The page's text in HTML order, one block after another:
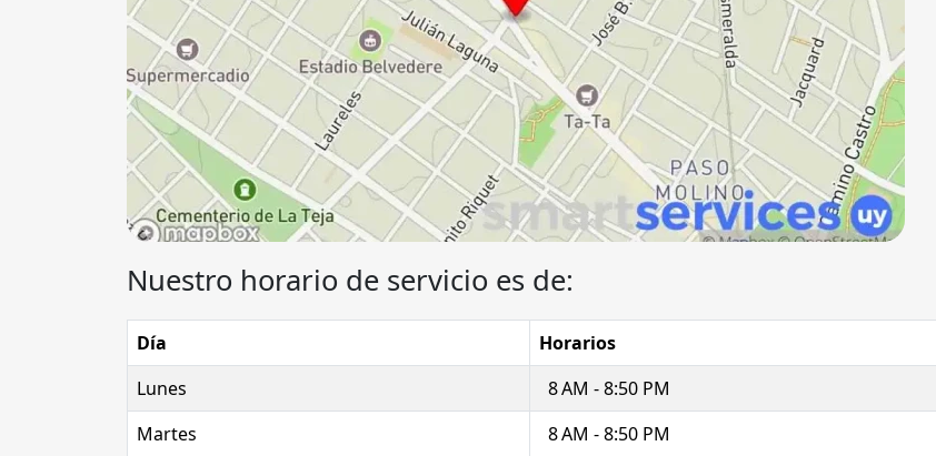
Nuestro horario de servicio es de:
Día
Horarios
Lunes
8 AM - 8:50 PM
Martes
8 AM - 8:50 PM